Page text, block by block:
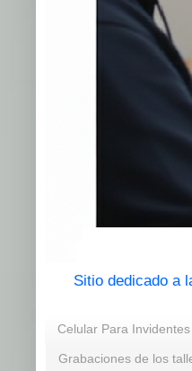
Sitio dedicado a
Celular Para
Grabaciones de los